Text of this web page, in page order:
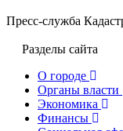
Пресс-служба
Разделы сайта
О городе
Органы власти
Экономика
Финансы